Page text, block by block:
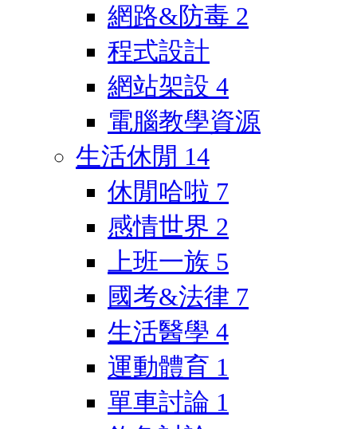
網路&防毒 2
程式設計
網站架設 4
電腦教學資源
生活休閒 14
休閒哈啦 7
感情世界 2
上班一族 5
國考&法律 7
生活醫學 4
運動體育 1
單車討論 1